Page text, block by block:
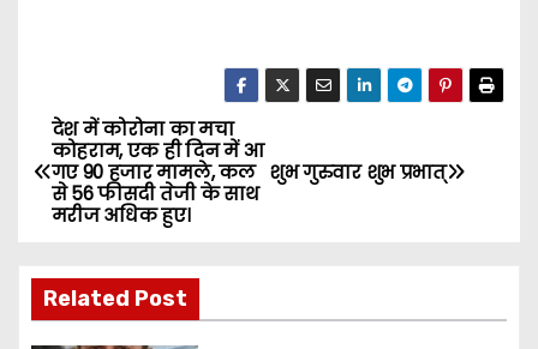
P
o
t
शुभ गुरुवार शुभ प्रभात्
देश में कोरोना का मचा
कोहराम, एक ही दिन में आ
गए 90 हजार मामले, कल
से 56 फीसदी तेजी के साथ
मरीज अधिक हुए।
Related Post